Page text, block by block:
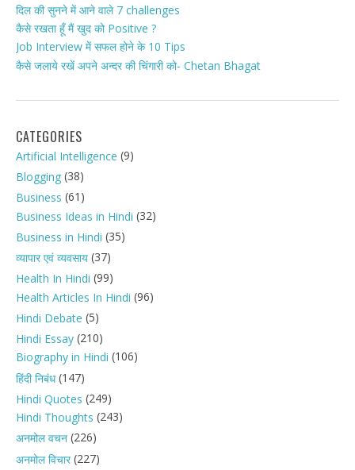
दिल की सुनने में आने वाले 7 challenges
कैसे रखता हूँ मैं खुद को Positive ?
Job Interview में सफल होने के 10 Tips
कैसे जलाये रखें अपने अन्दर की चिंगारी को- Chetan Bhagat
CATEGORIES
Artificial Intelligence (9)
Blogging (38)
Business (61)
Business Ideas in Hindi (32)
Business in Hindi (35)
व्यापार एवं व्यवसाय (37)
Health In Hindi (99)
Health Articles In Hindi (96)
Hindi Debate (5)
Hindi Essay (210)
Biography in Hindi (106)
हिंदी निबंध(147)
Hindi Quotes (249)
Hindi Thoughts (243)
अनमोल वचन (226)
अनमोल विचार(227)